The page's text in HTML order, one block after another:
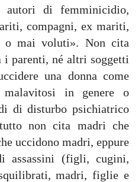
di femminicidio,
compagni, ex mariti,
o mai voluti». Non cita
parenti, né altri soggetti
una donna come
malavitosi in genere o
di disturbo psichiatrico
non cita madri che
uccidono madri, eppure
assassini (figli, cugini,
madri, figlie e